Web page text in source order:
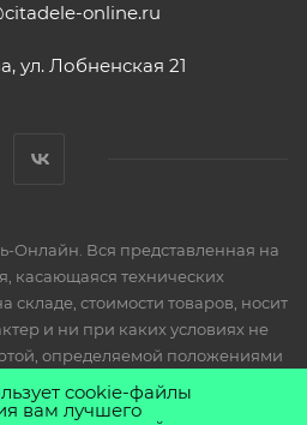
online.ru
ул. Лобненская 21
Онлайн. Вся представленная на
касающаяся технических
складе, стоимости товаров, носит
и ни при каких условиях не
определяемой положениями
кодекса РФ.
cookie-файлы
вам лучшего